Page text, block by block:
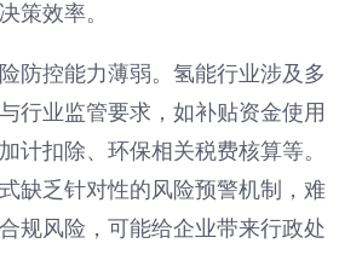
策效率。
防控能力薄弱。氢能行业涉及多
行业监管要求，如补贴资金使用
计扣除、环保相关税费核算等。
缺乏针对性的风险预警机制，难
规风险，可能给企业带来行政处